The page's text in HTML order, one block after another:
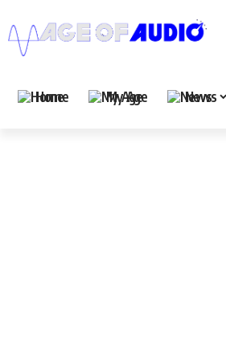
Home My Age News